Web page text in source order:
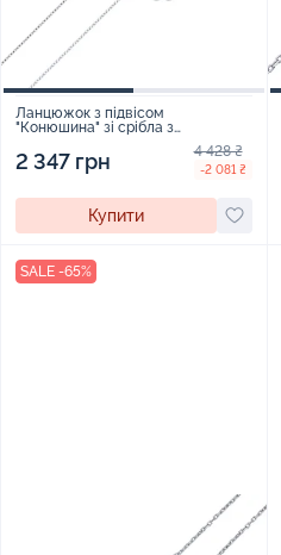
Ланцюжок з підвісом
"Конюшина" зі срібла з
плетіння якір - 2240488
2 347 грн 4 428 ₴
-2 081 ₴
Купити
SALE -65%